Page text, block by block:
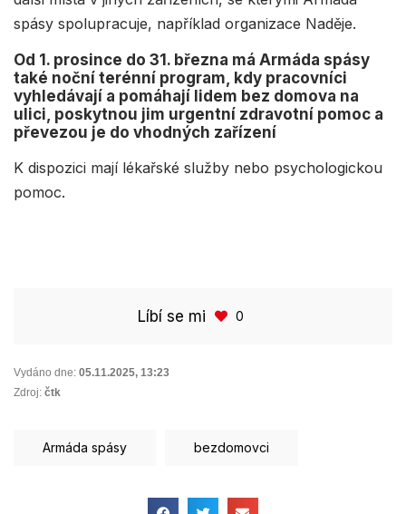
spásy spolupracuje, například organizace Naděje.
Od 1. prosince do 31. března má Armáda spásy
také noční terénní program, kdy pracovníci
vyhledávají a pomáhají lidem bez domova na
ulici, poskytnou jim urgentní zdravotní pomoc a
převezou je do vhodných zařízení
K dispozici mají lékařské služby nebo psychologickou
pomoc.
Líbí se mi 0
Vydáno dne: 05.11.2025, 13:23
Zdroj: čtk
Armáda spásy bezdomovci